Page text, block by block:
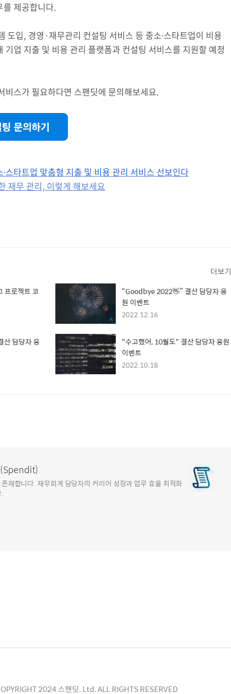
를 제공합니다.
도입, 경영·재무관리 컨설팅 서비스 등 중소∙스타트업이 비용
업 지출 및 비용 관리 플랫폼과 컨설팅 서비스를 지원할 예정
비스가 필요하다면 스팬딧에 문의해보세요.
스타트업 맞춤형 지출 및 비용 관리 서비스 선보인다
재무 관리, 이렇게 해보세요
더보기
프로젝트 코
“Goodbye 2022👋” 결산 담당자 응
원 이벤트
2022.12.16
산 담당자 응
"수고했어, 10월도" 결산 담당자 응원
이벤트
2022.10.18
재합니다. 재무회계 담당자의 커리어 성장과 업무 효율 최적화
2024 스팬딧. Ltd. ALL RIGHTS RESERVED